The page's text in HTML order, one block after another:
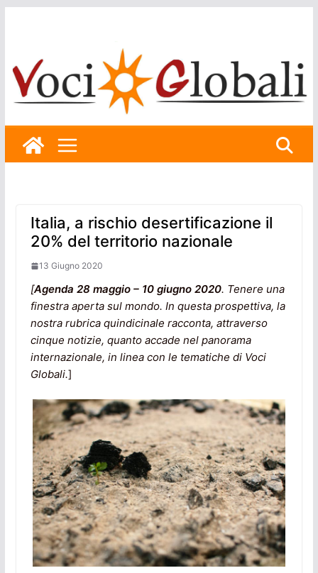
Italia, a rischio desertificazione il
20% del territorio nazionale
13 Giugno 2020
[Agenda 28 maggio – 10 giugno 2020. Tenere una
finestra aperta sul mondo. In questa prospettiva, la
nostra rubrica quindicinale racconta, attraverso
cinque notizie, quanto accade nel panorama
internazionale, in linea con le tematiche di Voci
Globali.]